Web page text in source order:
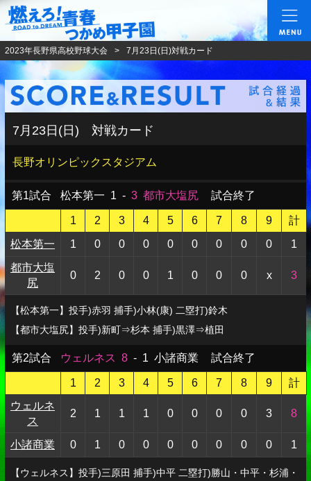
燃えろ!青春 つかめ
2023年長野県高校野球大会 7月23日(日)対戦カード
7月23日(日) 対戦カード
長野オリンピックスタジアム
第1試合 松本第一 1 - 3 都市大塩尻 試合終了
1 2 3 4 5 6 7 8 9
計
松本第一
1 0 0 0 0 0 0 0 0
1
都市大塩
尻
0 2 0 0 1 0 0 0 x 3
【松本第一】投手)赤羽 捕手)小林(康) 二塁打)鈴木
【都市大塩尻】投手)新町⇒杉本 捕手)黒澤⇒植田
第2試合 ウェルネス 8 - 1 小諸商業 試合終了
1 2 3 4 5 6 7 8 9
計
ウェルネ
ス
2 1 1 1 0 0 0 0 3 8
小諸商業 0 1 0 0 0 0 0 0 0 1
【ウェルネス】投手)三原田 捕手)中平 二塁打)勝山・中平・杉浦・